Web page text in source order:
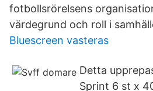
fotbollsrörelsens
värdegrund och roll i
Bluescreen vasteras
Detta
Sprint 6 st x